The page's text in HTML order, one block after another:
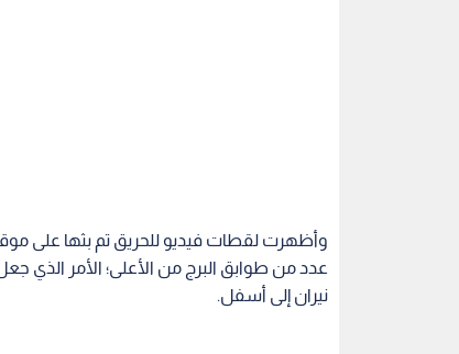
وأظهرت لقطات فيديو للحريق تم بثها على
عدد من طوابق البرج من الأعلى؛ الأمر الذي
نيران إلى أسفل.